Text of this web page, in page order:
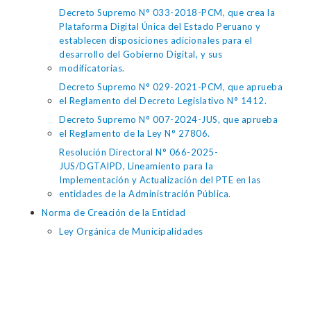
Decreto Supremo N° 033-2018-PCM, que crea la
Plataforma Digital Única del Estado Peruano y
establecen disposiciones adicionales para el
desarrollo del Gobierno Digital, y sus
modificatorias.
Decreto Supremo N° 029-2021-PCM, que aprueba
el Reglamento del Decreto Legislativo N° 1412.
Decreto Supremo N° 007-2024-JUS, que aprueba
el Reglamento de la Ley N° 27806.
Resolución Directoral N° 066-2025-
JUS/DGTAIPD, Lineamiento para la
Implementación y Actualización del PTE en las
entidades de la Administración Pública.
Norma de Creación de la Entidad
Ley Orgánica de Municipalidades